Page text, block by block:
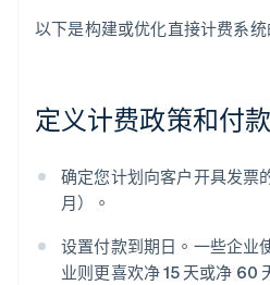
以下是构建或优化直接计费系统
定义计费政策和付
确定您计划向客户开具发票
月）。
设置付款到期日。一些企业
业则更喜欢净 15 天或净 60